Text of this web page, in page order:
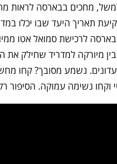
מחכים בבארסה לראות
תאריך היעד שבו יכלו
לרכישת סמואל אטו
מיורקה למדריד שחילק את
נשמע מסובך? קחו
וקחו נשימה עמוקה. הסיפור